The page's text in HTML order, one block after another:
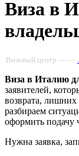
Виза в
Визовый центр — —
Виза в Италию
заявителей,
возврата,
разбираем
оформить подачу
Нужна заявка,